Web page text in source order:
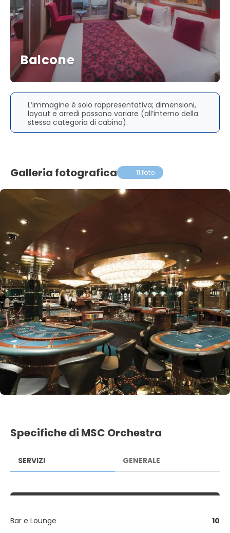
Balcone
L’immagine è solo rappresentativa; dimensioni,
layout e arredi possono variare (all’interno della
stessa categoria di cabina).
Galleria fotografica 11 foto
Specifiche di MSC Orchestra
SERVIZI GENERALE
Bar e Lounge 10